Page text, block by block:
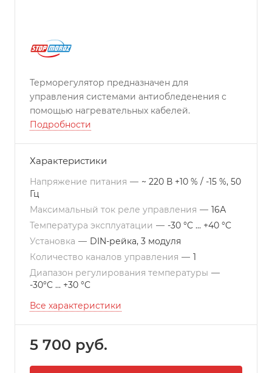
Терморегулятор предназначен для
управления системами антиобледенения с
помощью нагревательных кабелей.
Подробности
Характеристики
Напряжение питания — ~ 220 В +10 % / -15 %, 50
Гц
Максимальный ток реле управления — 16А
Температура эксплуатации — -30 °C ... +40 °C
Установка — DIN-рейка, 3 модуля
Количество каналов управления — 1
Диапазон регулирования температуры —
-30°C ... +30 °C
Все характеристики
5 700 руб.